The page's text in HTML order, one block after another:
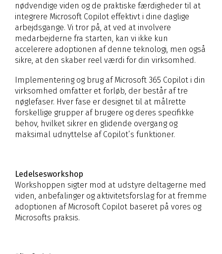
nødvendige viden og de praktiske færdigheder til at
integrere Microsoft Copilot effektivt i dine daglige
arbejdsgange. Vi tror på, at ved at involvere
medarbejderne fra starten, kan vi ikke kun
accelerere adoptionen af denne teknologi, men også
sikre, at den skaber reel værdi for din virksomhed.
Implementering og brug af Microsoft 365 Copilot i din
virksomhed omfatter et forløb, der består af tre
nøglefaser. Hver fase er designet til at målrette
forskellige grupper af brugere og deres specifikke
behov, hvilket sikrer en glidende overgang og
maksimal udnyttelse af Copilot’s funktioner.
Ledelsesworkshop
Workshoppen sigter mod at udstyre deltagerne med
viden, anbefalinger og aktivitetsforslag for at fremme
adoptionen af Microsoft Copilot baseret på vores og
Microsofts praksis.